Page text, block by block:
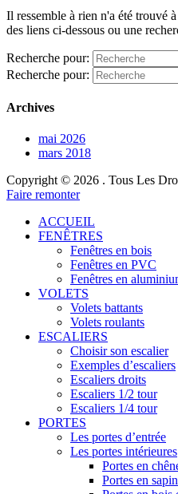
Il ressemble à rien n'a été trouvé
des liens ci-dessous ou une
Recherche pour:
Recherche pour:
Archives
mai 2026
mars 2018
Copyright © 2026 . Tous Les
Faire remonter
ACCUEIL
FENÊTRES
Fenêtres en bois
Fenêtres en PVC
Fenêtres en
VOLETS
Volets battants
Volets roulants
ESCALIERS
Choisir son escalier
Exemples d’escaliers
Escaliers droits
Escaliers 1/2 tour
Escaliers 1/4 tour
PORTES
Les portes d’entrée
Les portes intérieures
Portes en
Portes en sapin